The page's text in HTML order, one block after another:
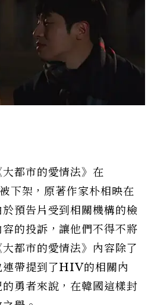
都市的愛情法》在
下架，原著作家朴相映在
預告片受到相關機構的檢
的投訴，讓他們不得不將
都市的愛情法》內容除了
連帶提到了HIV的相關內
勇者來說，在韓國這樣封